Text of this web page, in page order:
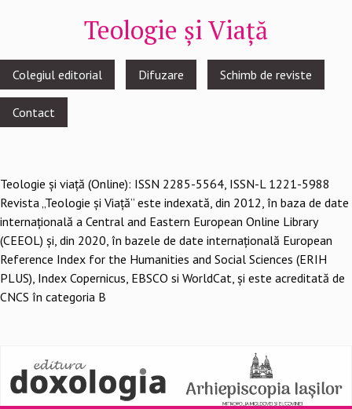
Teologie și Viață
Footer
menu
Colegiul editorial Difuzare Schimb de reviste
Contact
Teologie şi viaţă (Online): ISSN 2285-5564, ISSN-L 1221-5988
Revista „Teologie și Viață” este indexată, din 2012, în baza de date
internațională a Central and Eastern European Online Library
(CEEOL) și, din 2020, în bazele de date internațională European
Reference Index for the Humanities and Social Sciences (ERIH
PLUS), Index Copernicus, EBSCO si WorldCat, și este acreditată de
CNCS în categoria B